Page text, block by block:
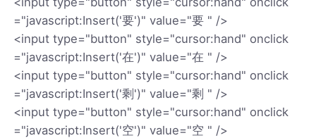
="javascript:Insert('要')" value="要 " />
<input type="button" style="cursor:hand" onclick
="javascript:Insert('在')" value="在 " />
<input type="button" style="cursor:hand" onclick
="javascript:Insert('剩')" value="剩 " />
<input type="button" style="cursor:hand" onclick
="javascript:Insert('空')" value="空 " />